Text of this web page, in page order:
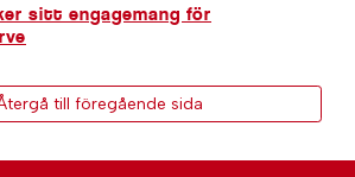
sitt engagemang för
till föregående sida